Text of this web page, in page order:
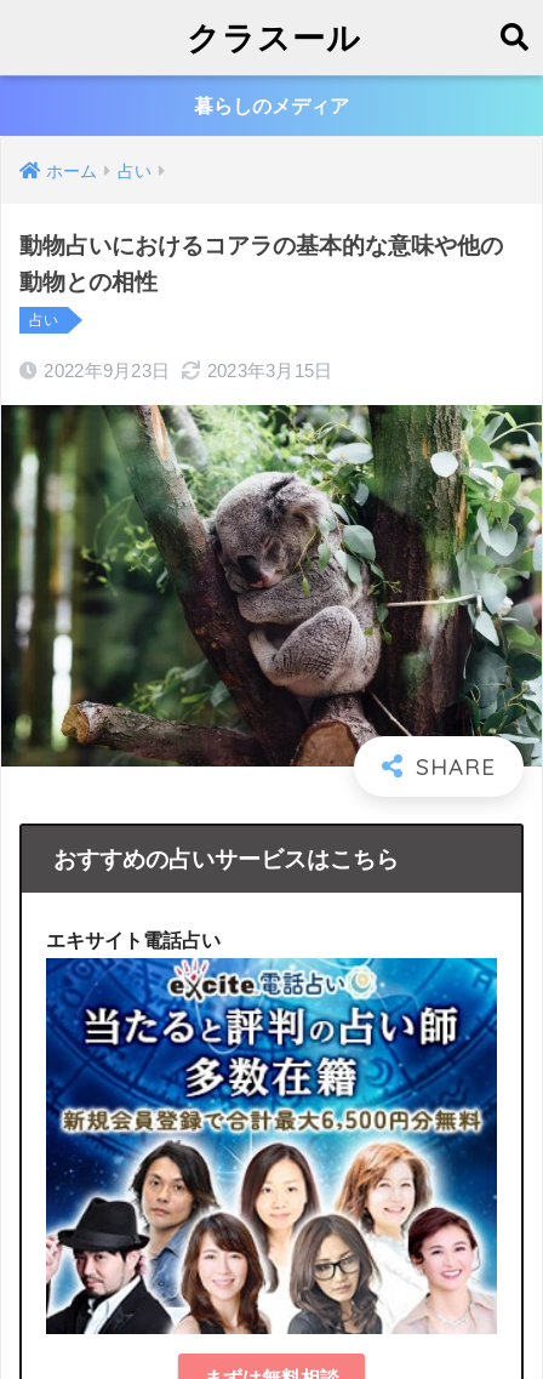
クラスール
暮らしのメディア
ホーム 占い
動物占いにおけるコアラの基本的な意味や他の
動物との相性
占い
2022年9月23日 2023年3月15日
おすすめの占いサービスはこちら
エキサイト電話占い